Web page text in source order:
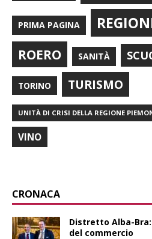
PRIMA PAGINA
ROERO SANITÀ
TORINO TURISMO
UNITÀ DI CRISI DELLA REGIONE
VINO
CRONACA
Distretto Alba-
del commercio